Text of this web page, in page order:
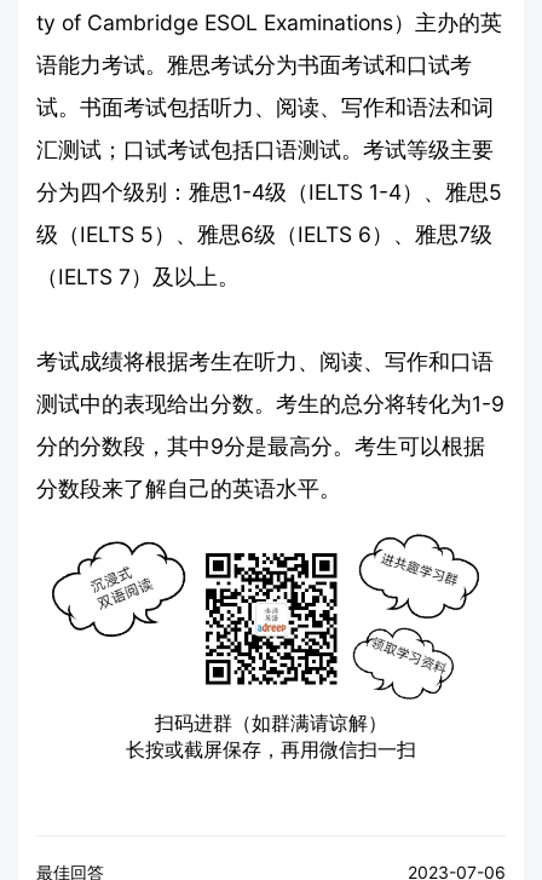
ty of Cambridge ESOL Examinations）主办的英
语能力考试。雅思考试分为书面考试和口试考
试。书面考试包括听力、阅读、写作和语法和词
汇测试；口试考试包括口语测试。考试等级主要
分为四个级别：雅思1-4级（IELTS 1-4）、雅思5
级（IELTS 5）、雅思6级（IELTS 6）、雅思7级
（IELTS 7）及以上。
考试成绩将根据考生在听力、阅读、写作和口语
测试中的表现给出分数。考生的总分将转化为1-9
分的分数段，其中9分是最高分。考生可以根据
分数段来了解自己的英语水平。
扫码进群（如群满请谅解）
长按或截屏保存，再用微信扫一扫
最佳回答 2023-07-06